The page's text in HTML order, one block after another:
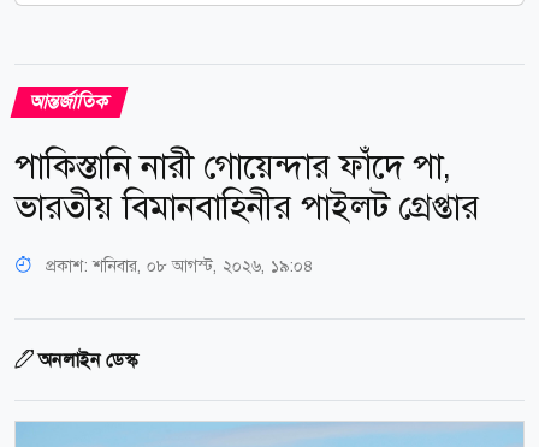
আন্তর্জাতিক
পাকিস্তানি নারী গোয়েন্দার ফাঁদে পা,
ভারতীয় বিমানবাহিনীর পাইলট গ্রেপ্তার
প্রকাশ:শনিবার, ০৮ আগস্ট, ২০২৬, ১৯:০৪
অনলাইন ডেস্ক